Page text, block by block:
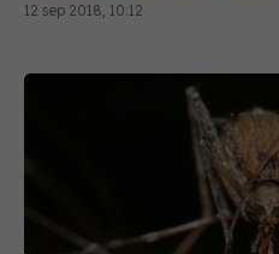
12 sep 2018, 10:12